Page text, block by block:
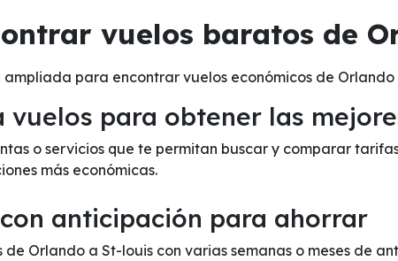
vuelos baratos de
ampliada para encontrar vuelos económicos de Orlando
vuelos para obtener las
o servicios que te permitan buscar y comparar
más económicas.
anticipación para ahorrar
de Orlando a St-louis con varias semanas o meses de